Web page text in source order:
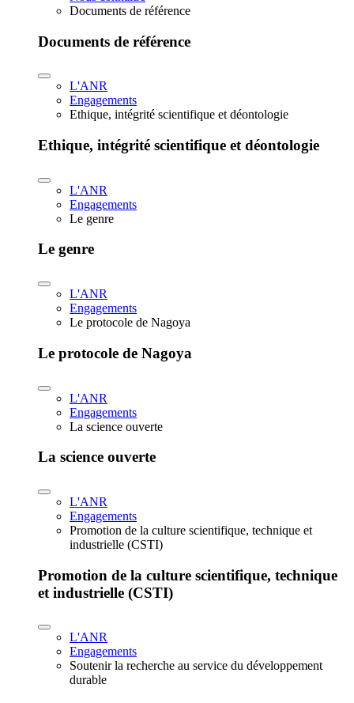
Documents de référence
Documents de référence
L'ANR
Engagements
Ethique, intégrité scientifique et déontologie
Ethique, intégrité scientifique et déontologie
L'ANR
Engagements
Le genre
Le genre
L'ANR
Engagements
Le protocole de Nagoya
Le protocole de Nagoya
L'ANR
Engagements
La science ouverte
La science ouverte
L'ANR
Engagements
Promotion de la culture scientifique, technique et
industrielle (CSTI)
Promotion de la culture scientifique, technique
et industrielle (CSTI)
L'ANR
Engagements
Soutenir la recherche au service du développement
durable